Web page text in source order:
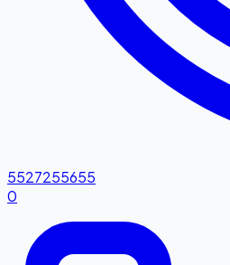
5527255655
0